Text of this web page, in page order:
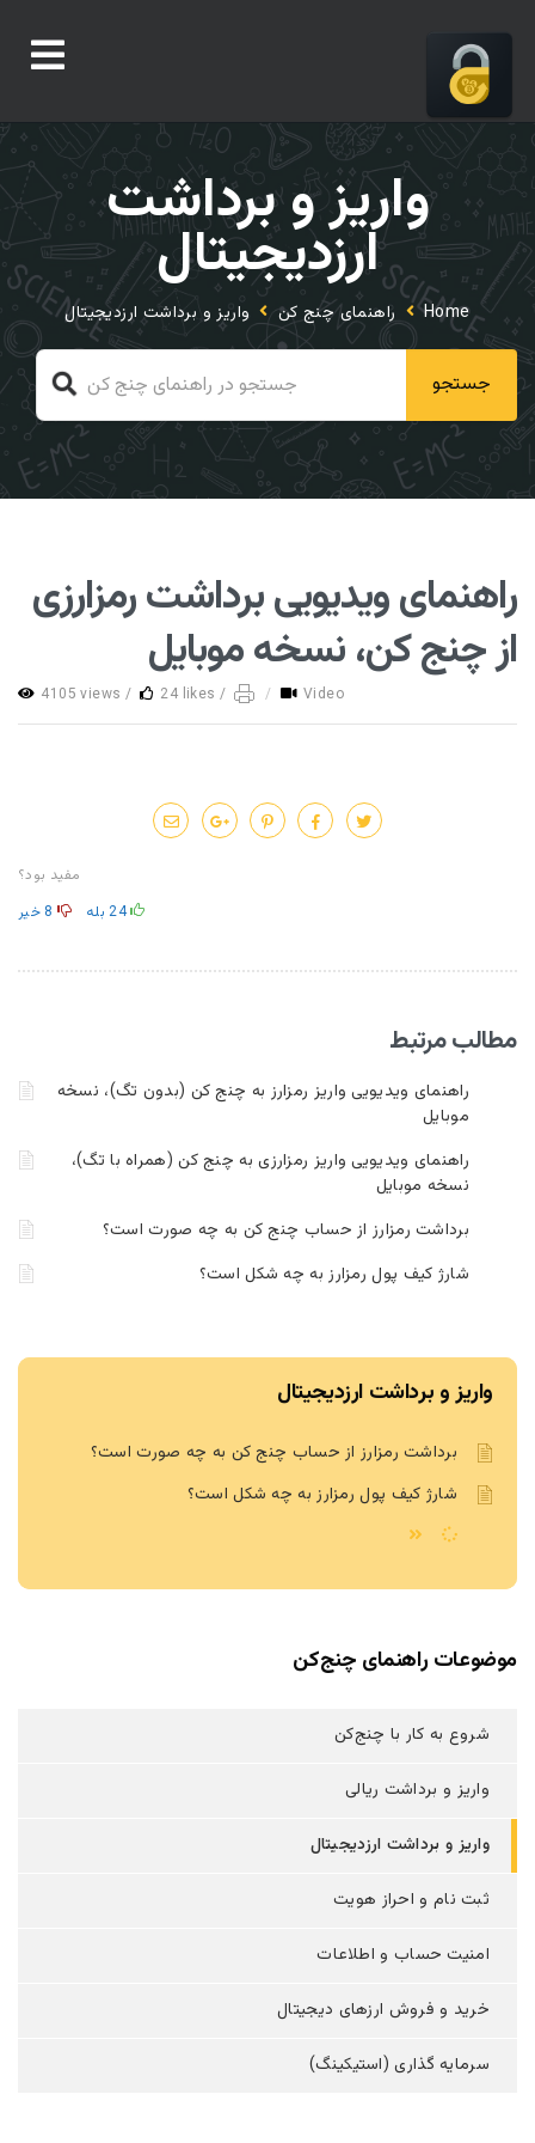
واریز و برداشت
ارزدیجیتال
Home راهنمای چنج کن واریز و برداشت ارزدیجیتال
راهنمای ویدیویی برداشت رمزارزی
از چنج کن، نسخه موبایل
4105 views / 24 likes / / Video
مفید بود؟
24 بله 8 خیر
مطالب مرتبط
راهنمای ویدیویی واریز رمزارز به چنج کن (بدون تگ)، نسخه
موبایل
راهنمای ویدیویی واریز رمزارزی به چنج کن (همراه با تگ)،
نسخه موبایل
برداشت رمزارز از حساب چنج کن به چه صورت است؟
شارژ کیف پول رمزارز به چه شکل است؟
واریز و برداشت ارزدیجیتال
برداشت رمزارز از حساب چنج کن به چه صورت است؟
شارژ کیف پول رمزارز به چه شکل است؟
موضوعات راهنمای چنج‌کن
شروع به کار با چنج‌کن
واریز و برداشت ریالی
واریز و برداشت ارزدیجیتال
ثبت نام و احراز هویت
امنیت حساب و اطلاعات
خرید و فروش ارزهای دیجیتال
سرمایه گذاری (استیکینگ)